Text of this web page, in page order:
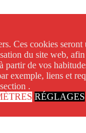
Ces cookies seront
du site web, afin
partir de vos
exemple, liens et
.
RÉGLAGES